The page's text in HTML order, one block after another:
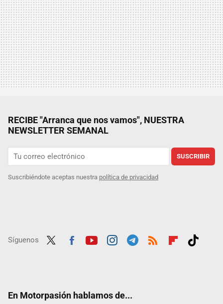
RECIBE "Arranca que nos vamos", NUESTRA
NEWSLETTER SEMANAL
SUSCRIBIR
Suscribiéndote aceptas nuestra política de privacidad
Síguenos
En Motorpasión hablamos de...